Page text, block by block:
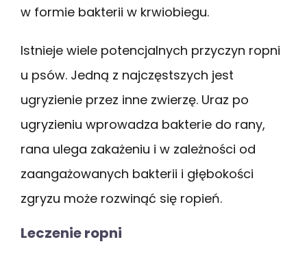
w formie bakterii w krwiobiegu.
Istnieje wiele potencjalnych przyczyn ropni
u psów. Jedną z najczęstszych jest
ugryzienie przez inne zwierzę. Uraz po
ugryzieniu wprowadza bakterie do rany,
rana ulega zakażeniu i w zależności od
zaangażowanych bakterii i głębokości
zgryzu może rozwinąć się ropień.
Leczenie ropni